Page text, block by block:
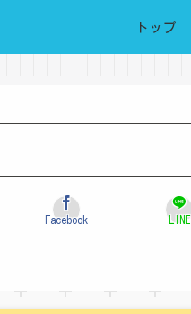
トップ
Facebook LINE